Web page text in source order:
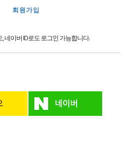
회원가입
네이버 ID로도 로그인 가능합니다.